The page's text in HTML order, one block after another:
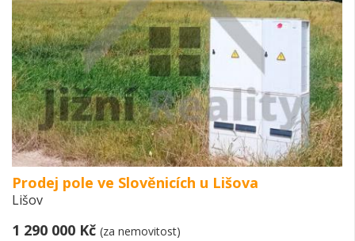
Prodej pole ve Slověnicích u Lišova
Lišov
1 290 000 Kč (za nemovitost)